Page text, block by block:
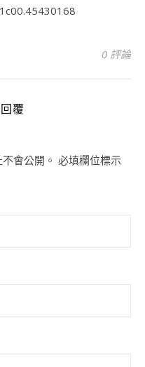
0 評論
覆
會公開。 必填欄位標示